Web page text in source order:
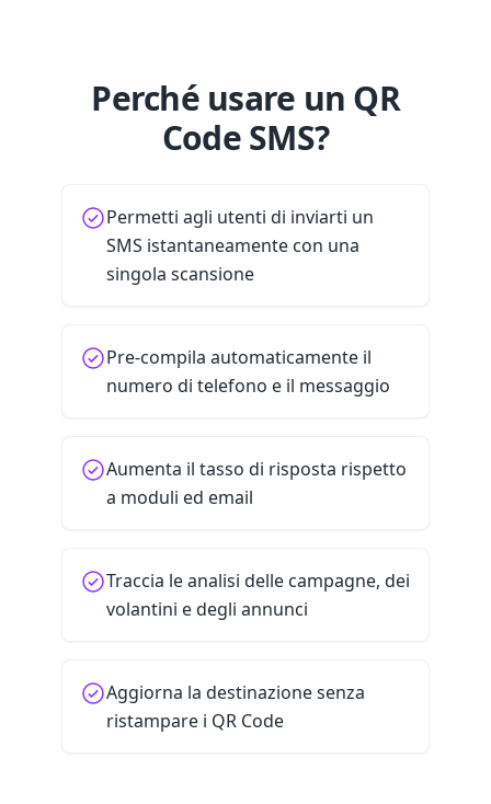
Perché usare un QR
Code SMS?
Permetti agli utenti di inviarti un
SMS istantaneamente con una
singola scansione
Pre-compila automaticamente il
numero di telefono e il messaggio
Aumenta il tasso di risposta rispetto
a moduli ed email
Traccia le analisi delle campagne, dei
volantini e degli annunci
Aggiorna la destinazione senza
ristampare i QR Code